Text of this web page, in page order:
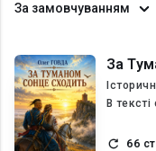
За замовчуванням
За
В текcті
66